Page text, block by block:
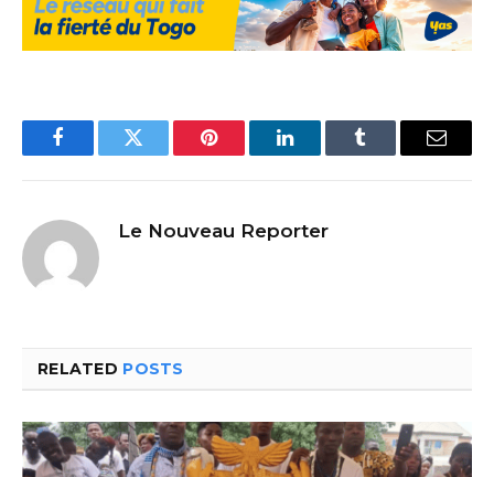
FacebookTwitter Pinterest LinkedInTumblr Email
Le Nouveau Reporter
RELATED POSTS